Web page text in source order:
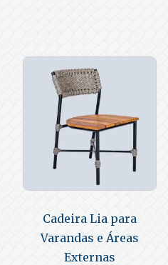
Cadeira Lia para
Varandas e Áreas
Externas